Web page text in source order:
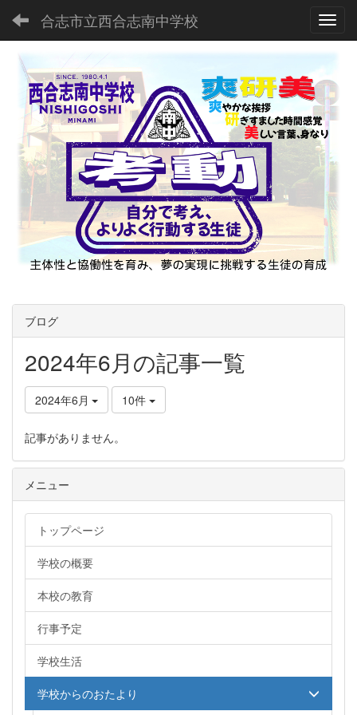
合志市立西合志南中学校
ブログ
2024年6月の記事一覧
2024年6月 10件
記事がありません。
メニュー
トップページ
学校の概要
本校の教育
行事予定
学校生活
学校からのおたより